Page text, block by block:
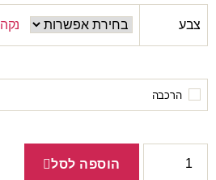
צבע נקה
הרכבה
הוספה לסל